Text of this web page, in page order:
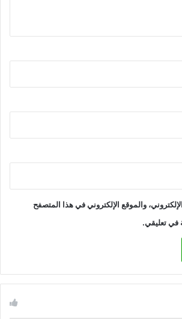
والموقع الإلكتروني في هذا المتصفح
في تعليقي.